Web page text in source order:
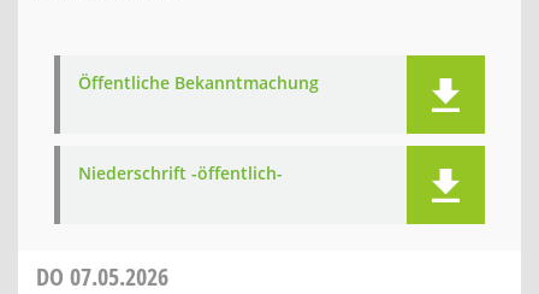
Öffentliche Bekanntmachung
Niederschrift -öffentlich-
DO 07.05.2026